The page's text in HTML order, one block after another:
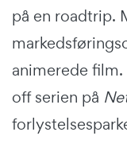
på en roadtrip.
animerede
off serien på